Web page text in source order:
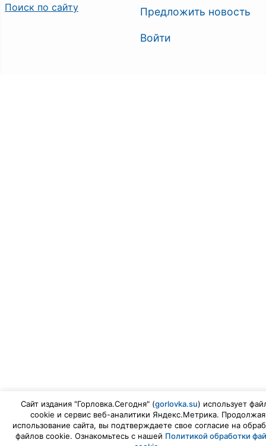
Поиск по сайту
Предложить новость
Войти
Сайт издания "Горловка.Сегодня" (gorlovka.su) использует
cookie и сервис веб-аналитики Яндекс.Метрика. Продолжая
использование сайта, вы подтверждаете свое согласие на
файлов cookie. Ознакомьтесь с нашей Политикой обработки